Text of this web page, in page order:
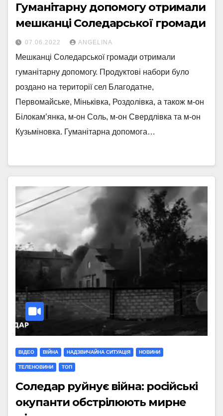
Гуманітарну допомогу отримали
мешканці Соледарської громади
07.06.2022 ANGELINA
Мешканці Соледарської громади отримали
гуманітарну допомогу. Продуктові набори було
роздано на території сел Благодатне,
Первомайське, Міньківка, Роздолівка, а також м-он
Білокам’янка, м-он Соль, м-он Свердлівка та м-он
Кузьміновка. Гуманітарна допомога…
ВІДЕО ВІЙНА НАДЗВИЧАЙНА СИТУАЦІЯ НОВИНИ
ТЕЛЕНОВИНИ ТОП
Соледар руйнує війна: російські
окупанти обстрілюють мирне